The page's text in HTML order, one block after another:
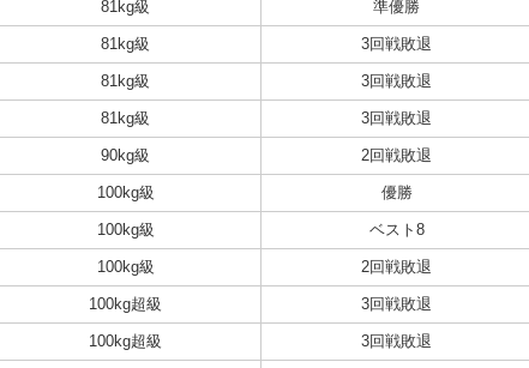
81kg級 準優勝
81kg級 3回戦敗退
81kg級 3回戦敗退
81kg級 3回戦敗退
90kg級 2回戦敗退
100kg級 優勝
100kg級 ベスト8
100kg級 2回戦敗退
100kg超級 3回戦敗退
100kg超級 3回戦敗退